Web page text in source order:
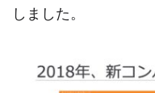
しました。